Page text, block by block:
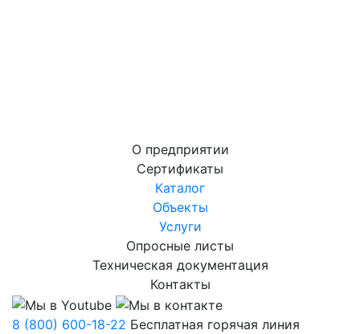
О предприятии
Сертификаты
Каталог
Объекты
Услуги
Опросные листы
Техническая документация
Контакты
8 (800) 600-18-22 Бесплатная горячая линия